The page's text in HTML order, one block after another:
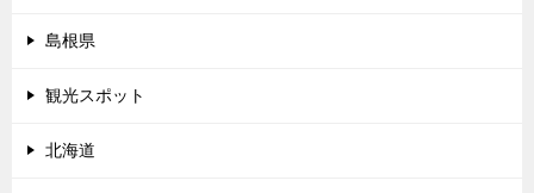
島根県
観光スポット
北海道